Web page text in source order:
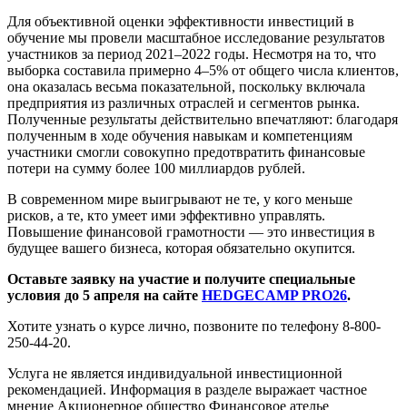
Для объективной оценки эффективности инвестиций в
обучение мы провели масштабное исследование результатов
участников за период 2021–2022 годы. Несмотря на то, что
выборка составила примерно 4–5% от общего числа клиентов,
она оказалась весьма показательной, поскольку включала
предприятия из различных отраслей и сегментов рынка.
Полученные результаты действительно впечатляют: благодаря
полученным в ходе обучения навыкам и компетенциям
участники смогли совокупно предотвратить финансовые
потери на сумму более 100 миллиардов рублей.
В современном мире выигрывают не те, у кого меньше
рисков, а те, кто умеет ими эффективно управлять.
Повышение финансовой грамотности — это инвестиция в
будущее вашего бизнеса, которая обязательно окупится.
Оставьте заявку на участие и получите специальные
условия до 5 апреля на сайте HEDGECAMP PRO26.
Хотите узнать о курсе лично, позвоните по телефону 8-800-
250-44-20.
Услуга не является индивидуальной инвестиционной
рекомендацией. Информация в разделе выражает частное
мнение Акционерное общество Финансовое ателье